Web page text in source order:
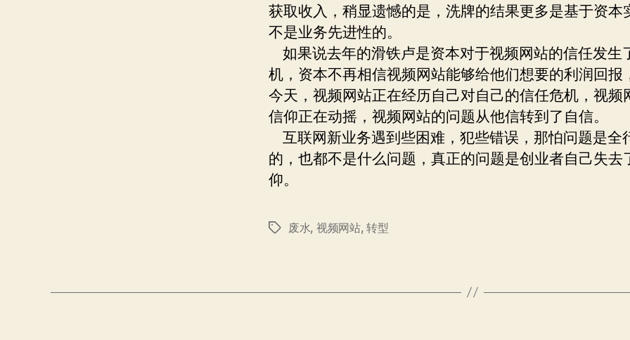
获取收入，稍显遗憾的是，洗牌的结果更多是基于资本
不是业务先进性的。
如果说去年的滑铁卢是资本对于视频网站的信任发生
机，资本不再相信视频网站能够给他们想要的利润回报
今天，视频网站正在经历自己对自己的信任危机，视频
信仰正在动摇，视频网站的问题从他信转到了自信。
互联网新业务遇到些困难，犯些错误，那怕问题是全
的，也都不是什么问题，真正的问题是创业者自己失去
仰。
标
废水, 视频网站,转型